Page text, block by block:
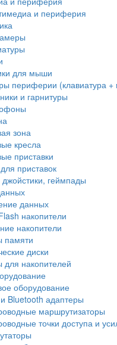
и периферия
для мыши
периферии (клавиатура
и гарнитуры
зона
кресла
приставки
приставок
геймпады
данных
накопители
накопители
памяти
диски
для накопителей
оборудование
Bluetooth адаптеры
маршрутизаторы
точки доступа и